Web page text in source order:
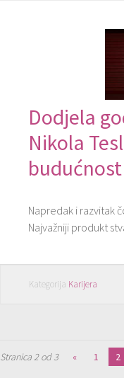
Dodjela
Nikola
budućnost
Napredak i razvitak
Najvažniji produkt
Kategorija Karijera
Stranica 2 od 3 « 1 2